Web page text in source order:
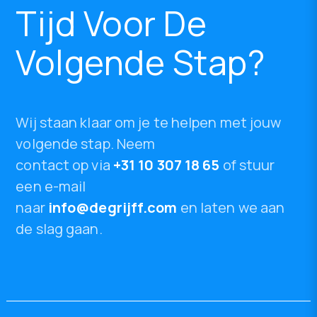
Tijd Voor De
Volgende Stap?
Wij staan klaar om je te helpen met jouw
volgende stap. Neem
contact op via +31 10 307 18 65 of stuur
een e-mail
naar info@degrijff.com en laten we aan
de slag gaan.